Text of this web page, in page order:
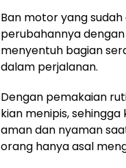
Ban motor yang
perubahannya
menyentuh bagian
dalam perjalanan.
Dengan pemakaian
kian menipis,
aman dan nyaman
orang hanya asal